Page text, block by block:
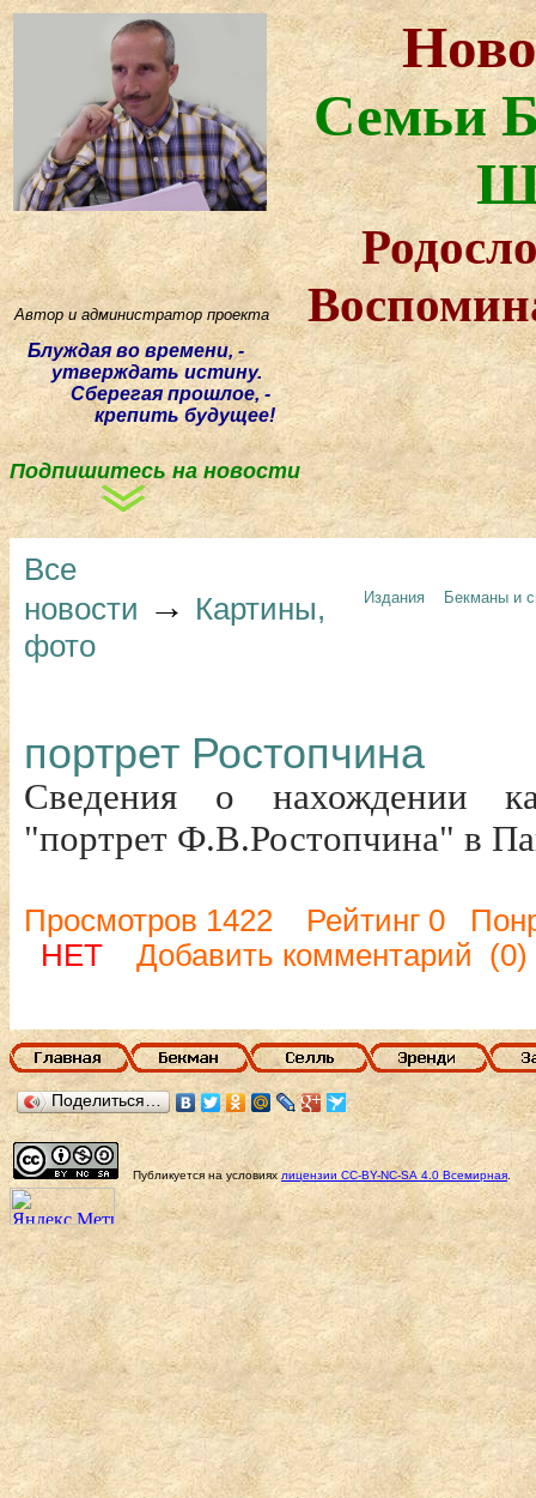
Семьи
Автор и администратор проекта
Блуждая во времени, -
утверждать истину.
Сберегая прошлое, -
крепить будущее!
Подпишитесь на новости
Все
новости → Картины,
фото
Издания Бекманы и
портрет Ростопчина
Сведения о нахождении
"портрет Ф.В.Ростопчина" в
Просмотров 1422 Рейтинг 0
НЕТ
Добавить комментарий (0)
Поделиться…
Публикуется на условиях лицензии CC-BY-NC-SA 4.0 Всемирная